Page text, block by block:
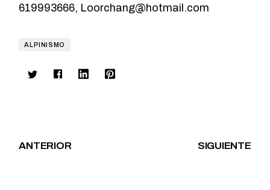
619993666, Loorchang@hotmail.com
ALPINISMO
ANTERIOR SIGUIENTE